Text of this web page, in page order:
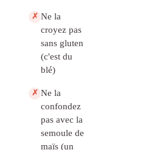
✗ Ne la
croyez pas
sans gluten
(c'est du
blé)
✗ Ne la
confondez
pas avec la
semoule de
maïs (un